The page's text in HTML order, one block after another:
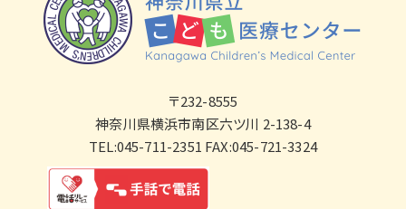
〒232-8555
神奈川県横浜市南区六ツ川 2-138-4
TEL:045-711-2351 FAX:045-721-3324